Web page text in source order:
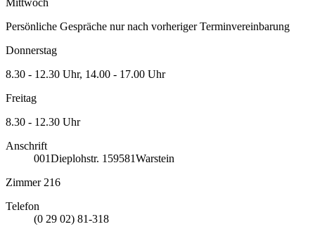
Mittwoch
Persönliche Gespräche nur nach vorheriger Terminvereinbarung
Donnerstag
8.30 - 12.30 Uhr, 14.00 - 17.00 Uhr
Freitag
8.30 - 12.30 Uhr
Anschrift
001Dieplohstr. 1 59581Warstein
Zimmer 216
Telefon
(0 29 02) 81-318